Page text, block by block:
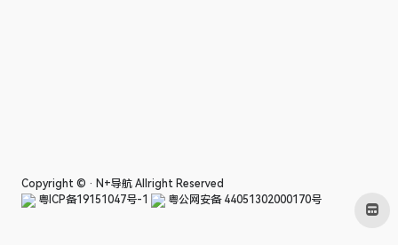
Copyright © · N+导航 Allright Reserved
粤ICP备19151047号-1
粤公网安备 44051302000170号